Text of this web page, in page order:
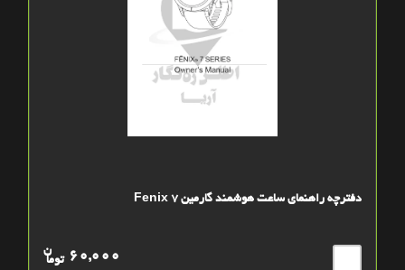
دفترچه راهنمای ساعت هوشمند گارمین Fenix 7
توما
ن 60,000